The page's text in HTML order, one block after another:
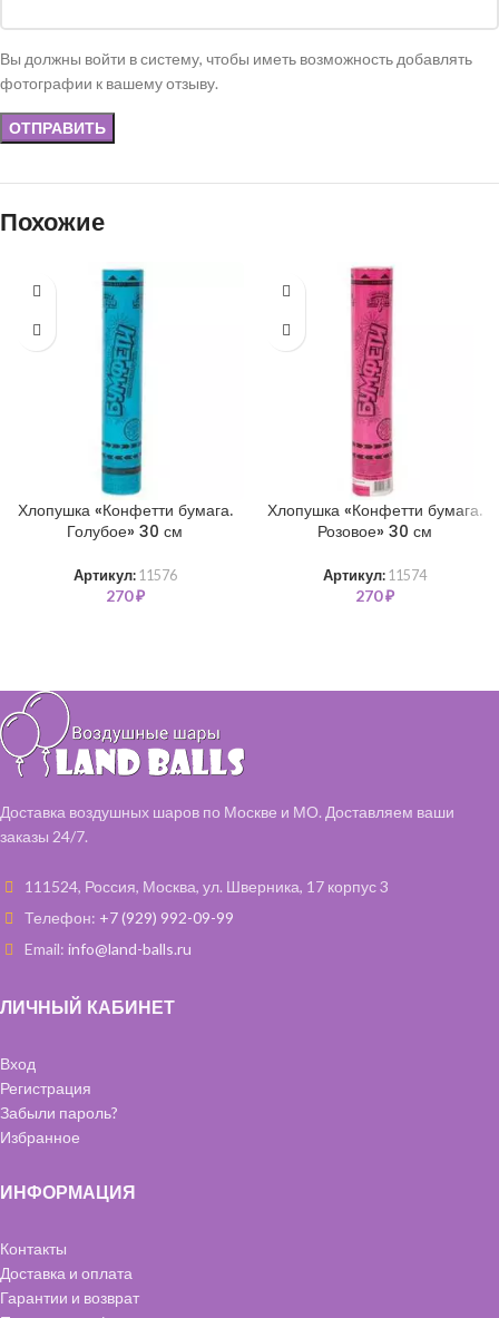
Вы должны войти в систему, чтобы иметь возможность добавлять
фотографии к вашему отзыву.
Похожие
Хлопушка «Конфетти бумага.
Голубое» 30 см
Артикул: 11576
270₽
Хлопушка «Конфетти бумага.
Розовое» 30 см
Артикул: 11574
270₽
Доставка воздушных шаров по Москве и МО. Доставляем ваши
заказы 24/7.
111524, Россия, Москва, ул. Шверника, 17 корпус 3
Телефон: +7 (929) 992-09-99
Email: info@land-balls.ru
ЛИЧНЫЙ КАБИНЕТ
Вход
Регистрация
Забыли пароль?
Избранное
ИНФОРМАЦИЯ
Контакты
Доставка и оплата
Гарантии и возврат